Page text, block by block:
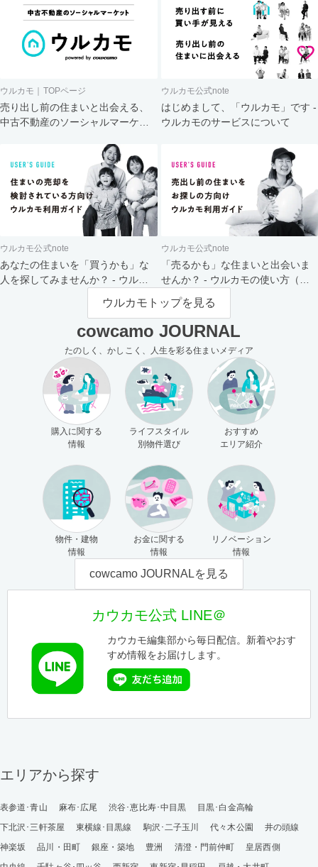
ウルカモ｜TOPページ
売り出し前の住まいと出会える、
中古不動産のソーシャルマーケッ
ウルカモ公式note
はじめまして、「ウルカモ」です -
ウルカモのサービスについて
ウルカモ公式note
あなたの住まいを「買うかも」な
人を探してみませんか？ - ウルカ
ウルカモ公式note
「売るかも」な住まいと出会いま
せんか？ - ウルカモの使い方（買
主さま向け）
ウルカモトップを見る
cowcamo JOURNAL
たのしく、かしこく、人生を彩る住まいメディア
購入に関する
情報
ライフスタイル
別物件選び
おすすめ
エリア紹介
物件・建物
情報
お金に関する
情報
リノベーション
情報
cowcamo JOURNALを見る
カウカモ公式 LINE＠
カウカモ編集部から毎日配信。新着やおす
すめ情報をお届けします。
エリアから探す
表参道･青山 麻布･広尾 渋谷･恵比寿･中目黒
目黒･白金高輪
下北沢･三軒茶屋
東横線･目黒線 駒沢･二子玉川 代々木公園
井の頭線
神楽坂
品川・田町 銀座・築地 豊洲 清澄・門前仲町
皇居西側